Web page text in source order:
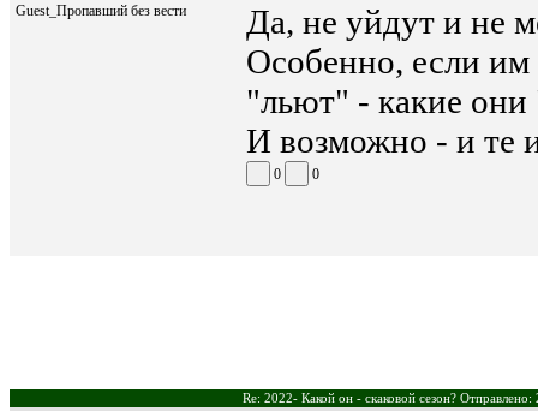
Guest_Пропавший без вести
Да, не уйдут и не
Особенно, если
"льют" - какие они
И возможно - и те
0 0
Re: 2022- Какой он - скаковой сезон?